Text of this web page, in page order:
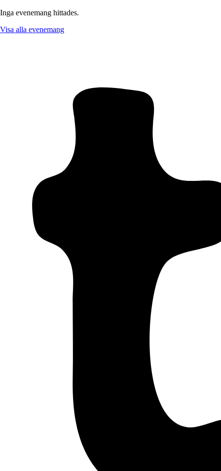
Inga evenemang hittades.
Visa alla evenemang